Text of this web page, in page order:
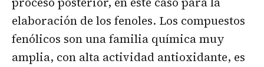
elaboración de los fenoles. Los compuestos
fenólicos son una familia química muy
amplia, con alta actividad antioxidante, es